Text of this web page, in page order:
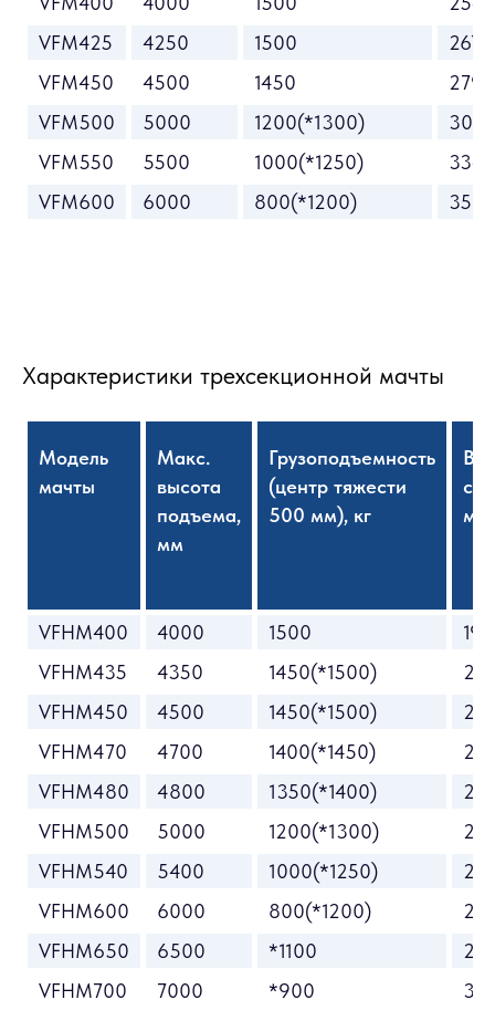
VFM425
4250 1500
2670
VFM450
4500 1450
2795
VFM500
5000 1200(*1300)
3045
VFM550
5500 1000(*1250)
3345
VFM600
6000 800(*1200) 3595
Характеристики трехсекционной мачты
Модель
мачты
Макс.
высота
подъема,
мм
Грузоподъемность
(центр тяжести
500 мм), кг
VFHM400 4000 1500
VFHM435
4350 1450(*1500)
VFHM450
4500 1450(*1500)
VFHM470
4700 1400(*1450)
VFHM480
4800 1350(*1400)
VFHM500
5000 1200(*1300)
VFHM540
5400 1000(*1250)
VFHM600
6000 800(*1200)
VFHM650
6500 *1100
VFHM700
7000 *900